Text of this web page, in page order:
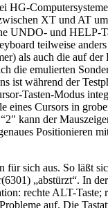
XT und AT
UNDO- und
teilweise
als auch die auf
die emulierten
während der
Tasten-Modus
eines Cursors in
kann der
Positionieren
sich aus. So läßt
„abstürzt“. In
rechte ALT-
auf. Die